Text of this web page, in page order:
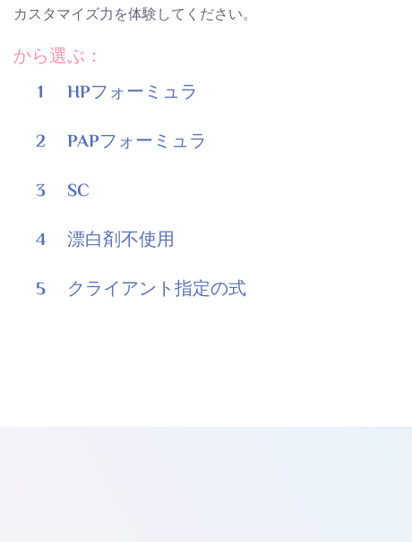
カスタマイズ力を体験してください。
から選ぶ：
1
HPフォーミュラ
2
PAPフォーミュラ
3
SC
4
漂白剤不使用
5
クライアント指定の式